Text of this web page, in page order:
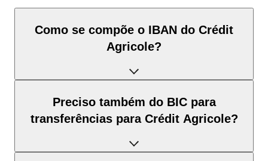
Como se compõe o IBAN do Crédit
Agricole?
composto por três elementos:
Código de país (posição 1–2): França identifica França
Preciso também do BIC para
transferências para Crédit Agricole?